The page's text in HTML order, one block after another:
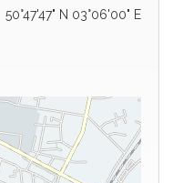
50°47'47" N 03°06'00" E